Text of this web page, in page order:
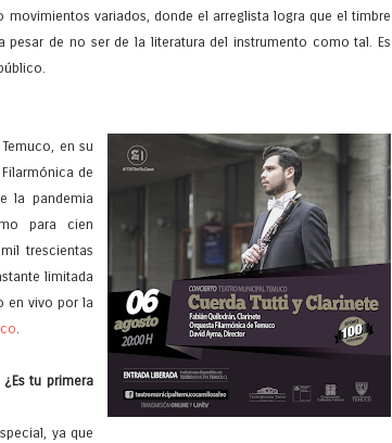
variados, donde el arreglista logra que el timbre
de no ser de la literatura del instrumento como tal. Es
en su
de
la pandemia
para cien
trescientas
limitada
en vivo por la
.
tu primera
ya que